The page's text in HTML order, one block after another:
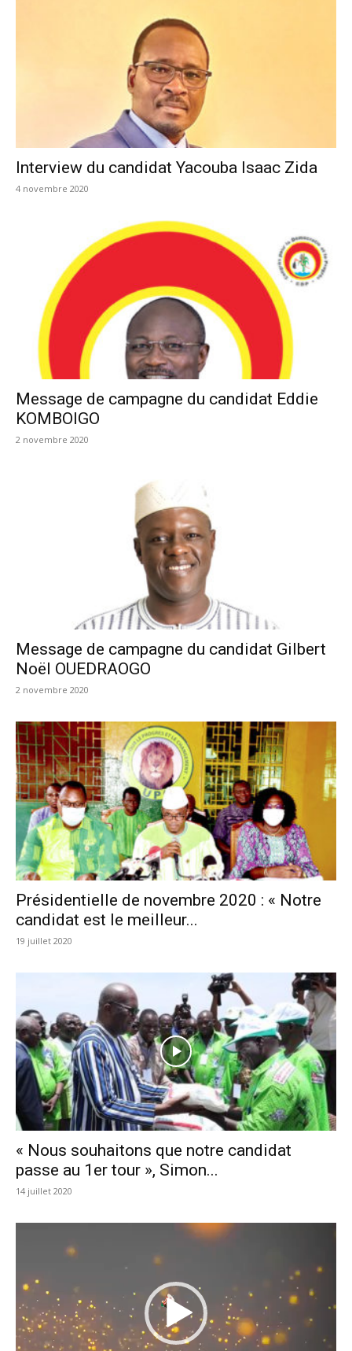
Interview du candidat Yacouba Isaac Zida
4 novembre 2020
Message de campagne du candidat Eddie
KOMBOIGO
2 novembre 2020
Message de campagne du candidat Gilbert
Noël OUEDRAOGO
2 novembre 2020
Présidentielle de novembre 2020 : « Notre
candidat est le meilleur...
19 juillet 2020
« Nous souhaitons que notre candidat
passe au 1er tour », Simon...
14 juillet 2020